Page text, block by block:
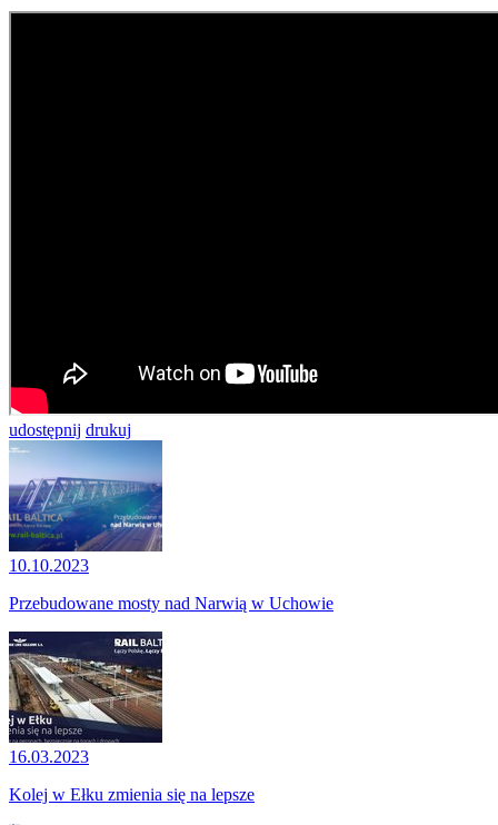
udostępnij drukuj
10.10.2023
Przebudowane mosty nad Narwią w Uchowie
16.03.2023
Kolej w Ełku zmienia się na lepsze